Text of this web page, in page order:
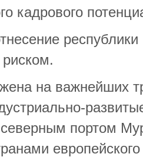
кадрового
на важнейших
портом